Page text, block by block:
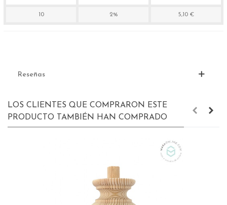
10 2% 5,10 €
Reseñas
LOS CLIENTES QUE COMPRARON ESTE
PRODUCTO TAMBIÉN HAN COMPRADO